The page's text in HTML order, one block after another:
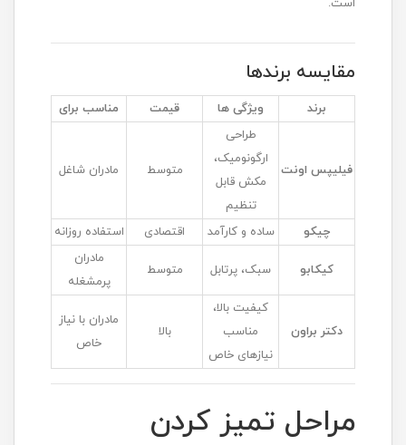
است.
مقایسه برندها
برند ویژگی ها قیمت مناسب برای
فیلیپس اونت
طراحی
ارگونومیک،
مکش قابل
تنظیم
متوسط مادران شاغل
چیکو ساده و کارآمد اقتصادی استفاده روزانه
کیکابو سبک، پرتابل متوسط
مادران
پرمشغله
دکتر براون
کیفیت بالا،
مناسب
نیازهای خاص
بالا
مادران با نیاز
خاص
مراحل تمیز کردن